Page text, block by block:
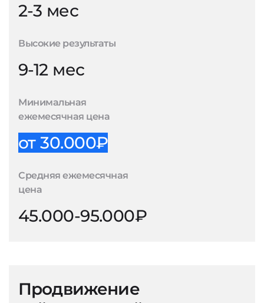
2-3 мес
Высокие результаты
9-12 мес
Минимальная
ежемесячная цена
от 30.000₽
Средняя ежемесячная
цена
45.000-95.000₽
Продвижение